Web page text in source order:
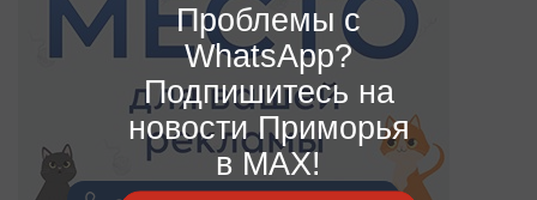
Проблемы с
WhatsApp?
Подпишитесь на
новости Приморья
в MAX!